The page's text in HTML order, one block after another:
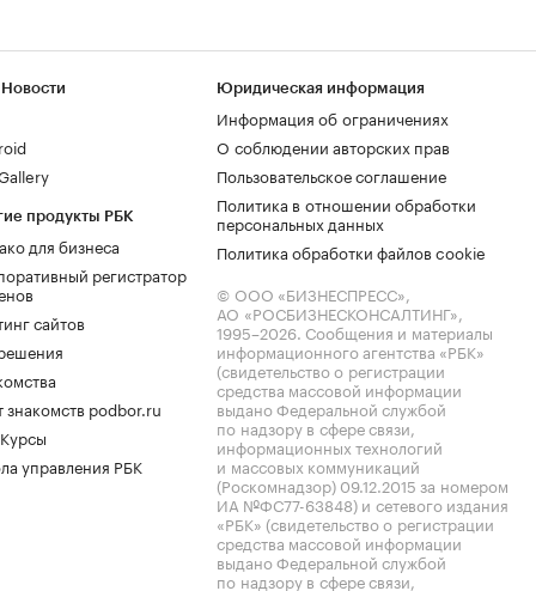
продукты РБК
для бизнеса
регистратор
сайтов
знакомств podbor.ru
управления РБК
Юридическая информация
Информация об ограничениях
О соблюдении авторских прав
Пользовательское соглашение
Политика в отношении обработки
персональных данных
Политика обработки файлов cookie
© ООО «БИЗНЕСПРЕСС»,
АО «РОСБИЗНЕСКОНСАЛТИНГ»,
1995–2026. Сообщения и материалы
информационного агентства «РБК»
(свидетельство о регистрации
средства массовой информации
выдано Федеральной службой
по надзору в сфере связи,
информационных технологий
и массовых коммуникаций
(Роскомнадзор) 09.12.2015 за номером
ИА №ФС77-63848) и сетевого издания
«РБК» (свидетельство о регистрации
средства массовой информации
выдано Федеральной службой
по надзору в сфере связи,